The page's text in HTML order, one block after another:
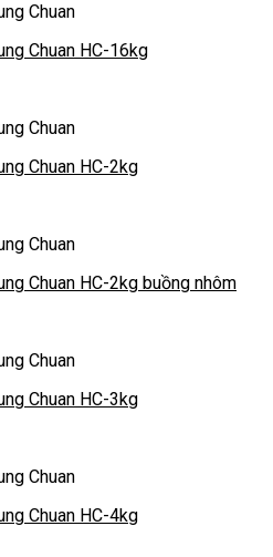
Chuan
Chuan HC-16kg
Chuan
Chuan HC-2kg
Chuan
Chuan HC-2kg buồng nhôm
Chuan
Chuan HC-3kg
Chuan
Chuan HC-4kg